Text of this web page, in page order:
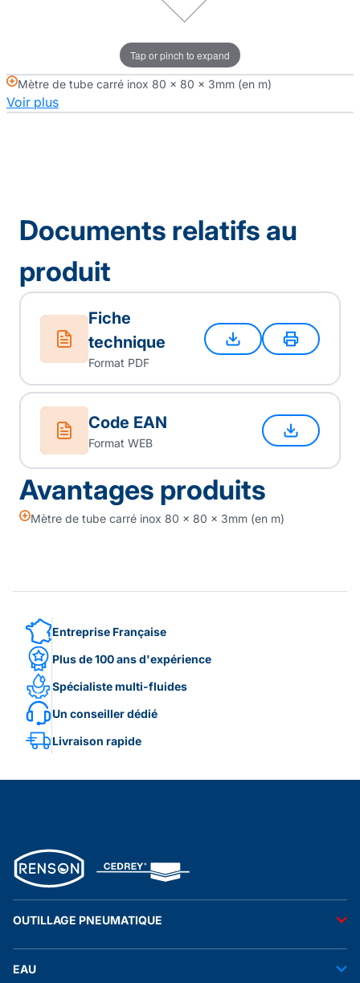
Tap or pinch to expand
Mètre de tube carré inox 80 x 80 x 3mm (en m)
Voir plus
Documents relatifs au
produit
Fiche
technique
Format PDF
Code EAN
Format WEB
Avantages produits
Mètre de tube carré inox 80 x 80 x 3mm (en m)
Entreprise Française
Plus de 100 ans d'expérience
Spécialiste multi-fluides
Un conseiller dédié
Livraison rapide
OUTILLAGE PNEUMATIQUE
Accessoires pneumatiques
EAU